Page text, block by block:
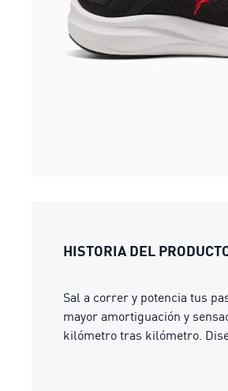
HISTORIA DEL
Sal a correr y potencia tus
mayor amortiguación y
kilómetro tras kilómetro.